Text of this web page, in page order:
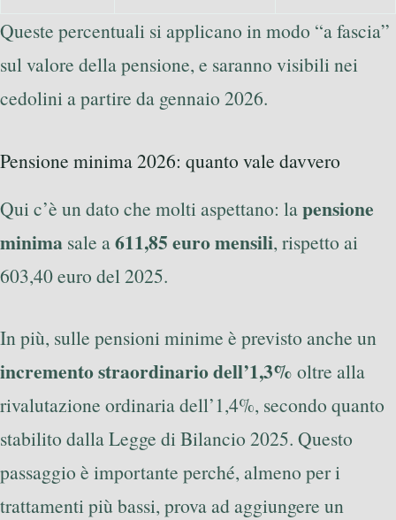
Queste percentuali si applicano in modo “a fascia”
sul valore della pensione, e saranno visibili nei
cedolini a partire da gennaio 2026.
Pensione minima 2026: quanto vale davvero
Qui c’è un dato che molti aspettano: lapensione
minima sale a611,85 euro mensili, rispetto ai
603,40 euro del 2025.
In più, sulle pensioni minime è previsto anche un
incremento straordinario dell’1,3% oltre alla
rivalutazione ordinaria dell’1,4%, secondo quanto
stabilito dalla Legge di Bilancio 2025. Questo
passaggio è importante perché, almeno per i
trattamenti più bassi, prova ad aggiungere un